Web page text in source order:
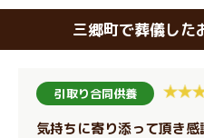
三郷町で葬儀した
引取り合同供養
気持ちに寄り添って頂き感